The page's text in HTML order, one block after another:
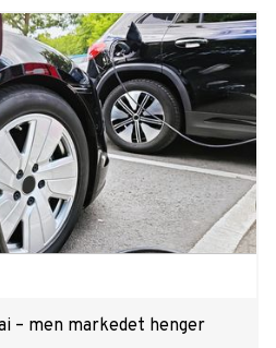
– men markedet henger